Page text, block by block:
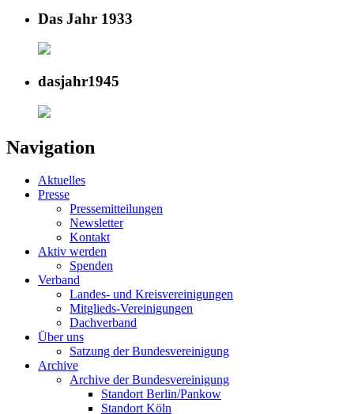
Das Jahr 1933
dasjahr1945
Navigation
Aktuelles
Presse
Pressemitteilungen
Newsletter
Kontakt
Aktiv werden
Spenden
Verband
Landes- und Kreisvereinigungen
Mitglieds-Vereinigungen
Dachverband
Über uns
Satzung der Bundesvereinigung
Archive
Archive der Bundesvereinigung
Standort Berlin/Pankow
Standort Köln